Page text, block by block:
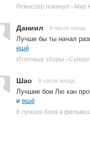
Даниил 9 часов назад
Лучше бы ты начал
ещё
Шао 9 часов назад
Лучшие бои Лю кан
и ещё